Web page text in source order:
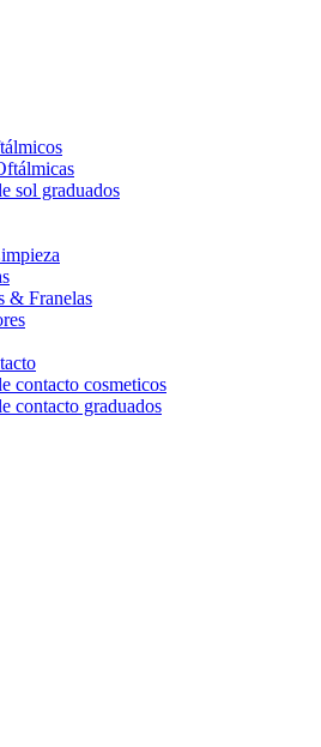
sol graduados
& Franelas
contacto cosmeticos
contacto graduados